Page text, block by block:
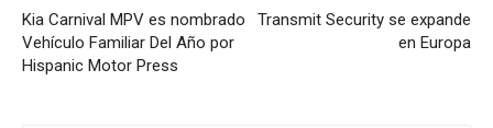
Kia Carnival MPV es nombrado
Vehículo Familiar Del Año por
Hispanic Motor Press
Transmit Security se expande
en Europa